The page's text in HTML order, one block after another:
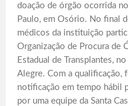
doação de órgão ocorrida
Paulo, em Osório. No final
médicos da instituição
Organização de Procura de
Estadual de Transplantes,
Alegre. Com a qualificação,
notificação em tempo hábil
por uma equipe da Santa